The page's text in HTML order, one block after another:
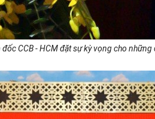
CCB - HCM đặt sự kỳ vọng cho